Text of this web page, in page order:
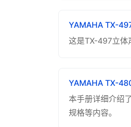
YAMAHA TX-
这是TX-497立体
YAMAHA TX-
本手册详细介绍
规格等内容。